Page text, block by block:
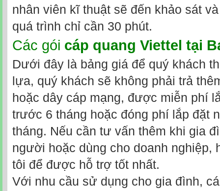
nhân viên kĩ thuật sẽ đến khảo sát
quá trình chỉ cần 30 phút.
Các gói cáp quang Viettel tại
Dưới đây là bảng giá để quý khách
lựa, quý khách sẽ không phải trả
hoặc dây cáp mạng, được miễn phí
trước 6 tháng hoặc đóng phí lắp đặt
tháng. Nếu cần tư vấn thêm khi gia
người hoặc dùng cho doanh nghiệp,
tôi để được hỗ trợ tốt nhất.
Với nhu cầu sử dụng cho gia đình,